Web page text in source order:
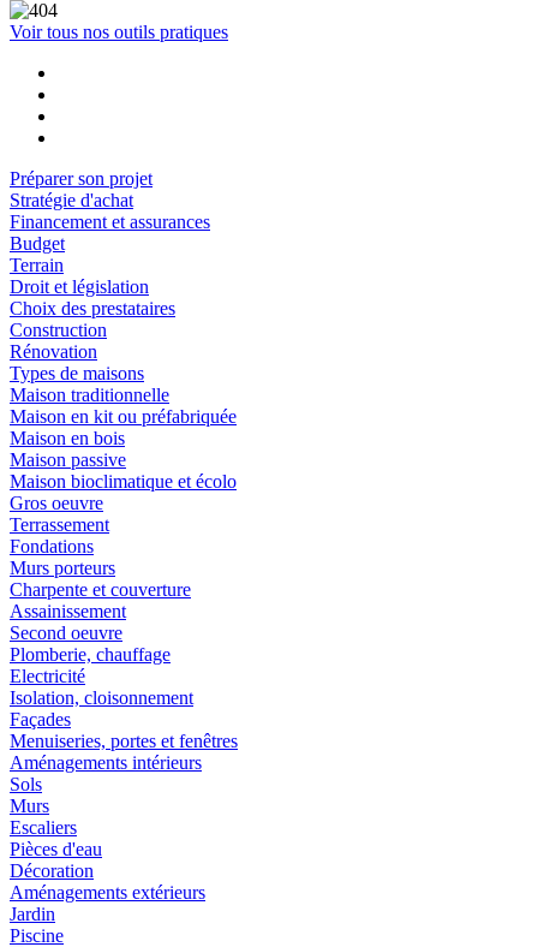
Voir tous nos outils pratiques
Préparer son projet
Stratégie d'achat
Financement et assurances
Budget
Terrain
Droit et législation
Choix des prestataires
Construction
Rénovation
Types de maisons
Maison traditionnelle
Maison en kit ou préfabriquée
Maison en bois
Maison passive
Maison bioclimatique et écolo
Gros oeuvre
Terrassement
Fondations
Murs porteurs
Charpente et couverture
Assainissement
Second oeuvre
Plomberie, chauffage
Electricité
Isolation, cloisonnement
Façades
Menuiseries, portes et fenêtres
Aménagements intérieurs
Sols
Murs
Escaliers
Pièces d'eau
Décoration
Aménagements extérieurs
Jardin
Piscine